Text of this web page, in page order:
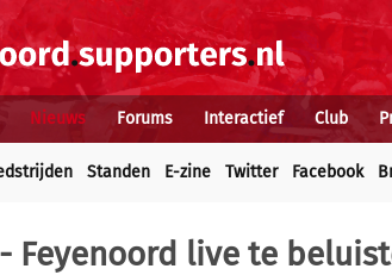
Nieuws Forums Interactief Club
Standen E-zine Twitter Facebook
Feyenoord live te